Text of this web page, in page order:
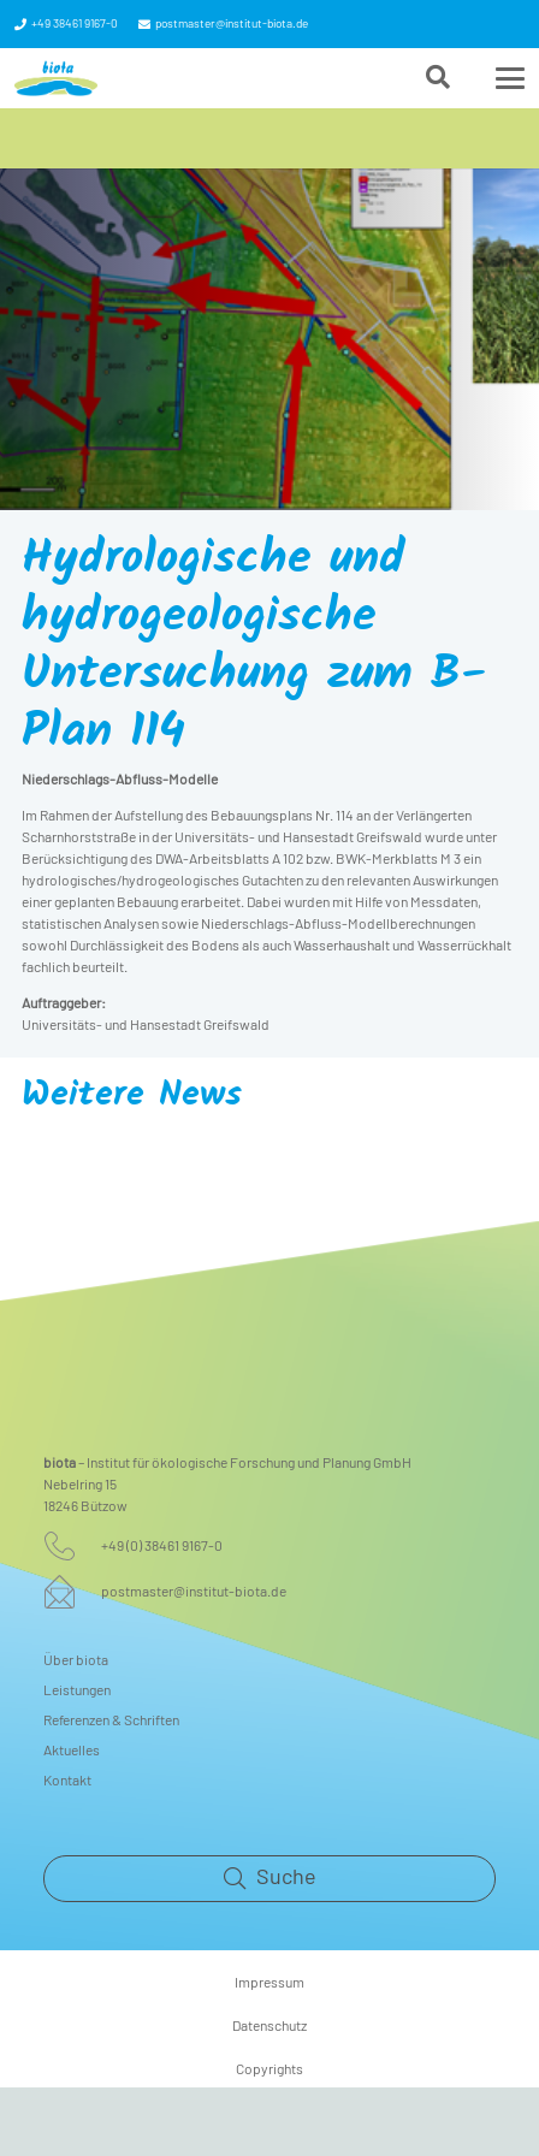
+49 38461 9167-0 postmaster@institut-biota.de
Hydrologische und
hydrogeologische
Untersuchung zum B-
Plan 114
Niederschlags-Abfluss-Modelle
Im Rahmen der Aufstellung des Bebauungsplans Nr. 114 an der Verlängerten
Scharnhorststraße in der Universitäts- und Hansestadt Greifswald wurde unter
Berücksichtigung des DWA-Arbeitsblatts A 102 bzw. BWK-Merkblatts M 3 ein
hydrologisches/hydrogeologisches Gutachten zu den relevanten Auswirkungen
einer geplanten Bebauung erarbeitet. Dabei wurden mit Hilfe von Messdaten,
statistischen Analysen sowie Niederschlags-Abfluss-Modellberechnungen
sowohl Durchlässigkeit des Bodens als auch Wasserhaushalt und Wasserrückhalt
fachlich beurteilt.
Auftraggeber:
Universitäts- und Hansestadt Greifswald
Weitere News
biota– Institut für ökologische Forschung und Planung GmbH
Nebelring 15
18246 Bützow
+49 (0) 38461 9167-0
postmaster@institut-biota.de
Über biota
Leistungen
Referenzen & Schriften
Aktuelles
Kontakt
Suche
Impressum
Datenschutz
Copyrights